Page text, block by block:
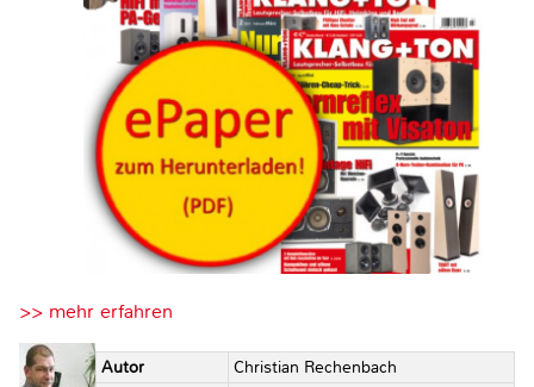
>> mehr erfahren
Autor
Christian Rechenbach